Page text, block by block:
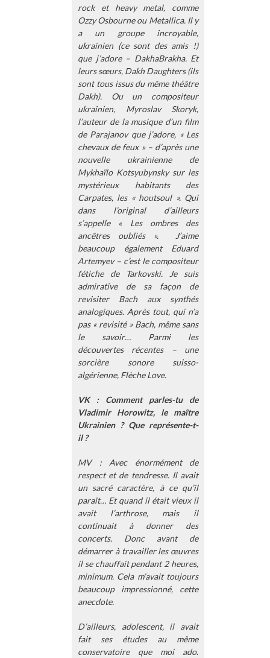
rock et heavy metal, comme
Ozzy Osbourne ou Metallica. Il y
a un groupe incroyable,
ukrainien (ce sont des amis !)
que j’adore – DakhaBrakha. Et
leurs sœurs, Dakh Daughters (ils
sont tous issus du même théâtre
Dakh). Ou un compositeur
ukrainien, Myroslav Skoryk,
l’auteur de la musique d’un film
de Parajanov que j’adore, « Les
chevaux de feux » – d’après une
nouvelle ukrainienne de
Mykhaïlo Kotsyubynsky sur les
mystérieux habitants des
Carpates, les « houtsoul ». Qui
dans l’original d’ailleurs
s’appelle « Les ombres des
ancêtres oubliés ». J’aime
beaucoup également Eduard
Artemyev – c’est le compositeur
fétiche de Tarkovski. Je suis
admirative de sa façon de
revisiter Bach aux synthés
analogiques. Après tout, qui n’a
pas « revisité » Bach, même sans
le savoir… Parmi les
découvertes récentes – une
sorcière sonore suisso-
algérienne, Flèche Love.
VK : Comment parles-tu de
Vladimir Horowitz, le maître
Ukrainien ? Que représente-t-
il ?
MV : Avec énormément de
respect et de tendresse. Il avait
un sacré caractère, à ce qu’il
paraît… Et quand il était vieux il
avait l’arthrose, mais il
continuait à donner des
concerts. Donc avant de
démarrer à travailler les œuvres
il se chauffait pendant 2 heures,
minimum. Cela m’avait toujours
beaucoup impressionné, cette
anecdote.
D’ailleurs, adolescent, il avait
fait ses études au même
conservatoire que moi ado.